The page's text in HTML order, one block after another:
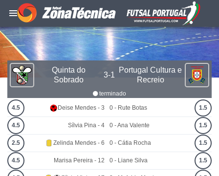
Quinta do
Sobrado
3-1
Portugal Cultura e
Recreio
terminado
4.5 Deise Mendes - 3
4.5 Sílvia Pina - 4
2.5 Zelinda Mendes - 6
4.5 Marisa Pereira - 12
0 - Rute Botas 1.5
0 - Ana Valente 1.5
0 - Cátia Rocha 1.5
0 - Liane Silva 1.5